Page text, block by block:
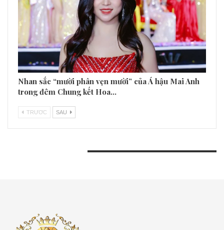
Nhan sắc “mười phân vẹn mười” của Á hậu Mai Anh
trong đêm Chung kết Hoa…
TRƯƠC SAU